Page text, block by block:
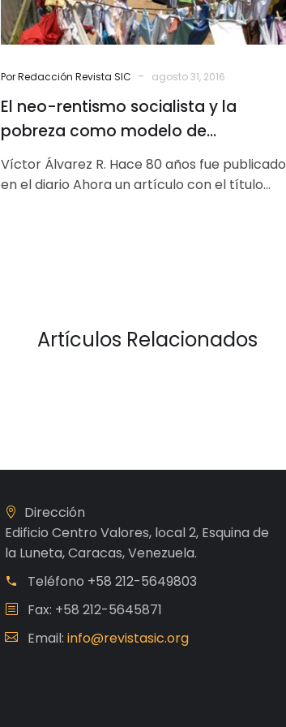
de
dominación
Por Redacción Revista SIC - agosto 31, 2016
El neo-rentismo socialista y la
pobreza como modelo de
dominación
Víctor Álvarez R. Hace 80 años fue publicado
en el diario Ahora un artículo con el título
Artículos Relacionados
Dirección
Edificio Centro Valores, local 2, Esquina de
la Luneta, Caracas, Venezuela.
Teléfono +58 212-5649803
Fax: +58 212-5645871
Email: info@revistasic.org